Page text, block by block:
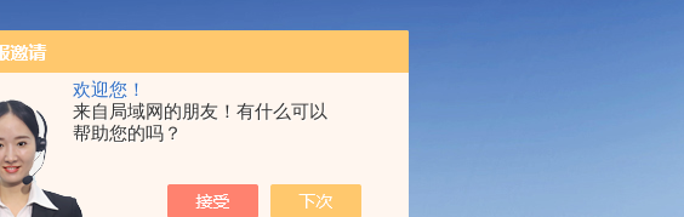
欢迎您！
来自局域网的朋友！有什么可以
帮助您的吗？